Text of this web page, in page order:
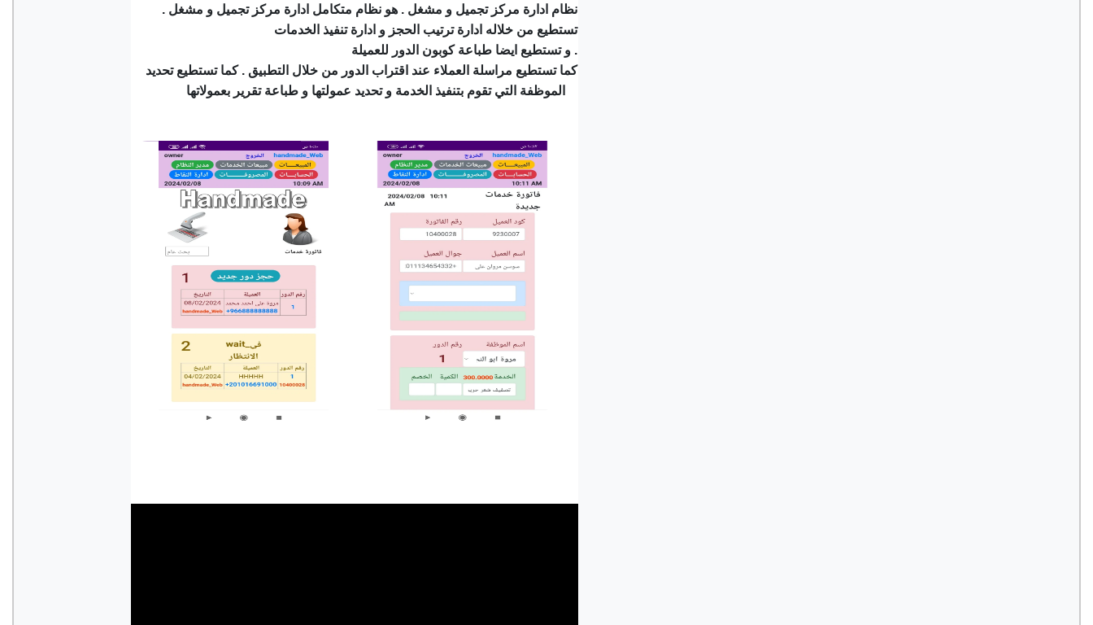
نظام ادارة مركز تجميل و مشغل . هو نظام متكامل ادارة مركز تجميل و مشغل .
تستطيع من خلاله ادارة ترتيب الحجز و ادارة تنفيذ الخدمات
و تستطيع ايضا طباعة كوبون الدور للعميلة .
كما تستطيع مراسلة العملاء عند اقتراب الدور من خلال التطبيق . كما تستطيع تحديد
الموظفة التي تقوم بتنفيذ الخدمة و تحديد عمولتها و طباعة تقرير بعمولاتها